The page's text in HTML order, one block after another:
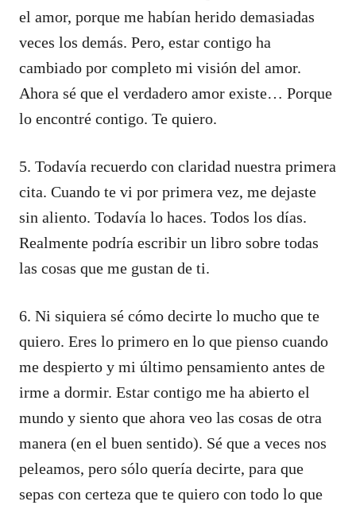
el amor, porque me habían herido demasiadas
veces los demás. Pero, estar contigo ha
cambiado por completo mi visión del amor.
Ahora sé que el verdadero amor existe… Porque
lo encontré contigo. Te quiero.
5. Todavía recuerdo con claridad nuestra primera
cita. Cuando te vi por primera vez, me dejaste
sin aliento. Todavía lo haces. Todos los días.
Realmente podría escribir un libro sobre todas
las cosas que me gustan de ti.
6. Ni siquiera sé cómo decirte lo mucho que te
quiero. Eres lo primero en lo que pienso cuando
me despierto y mi último pensamiento antes de
irme a dormir. Estar contigo me ha abierto el
mundo y siento que ahora veo las cosas de otra
manera (en el buen sentido). Sé que a veces nos
peleamos, pero sólo quería decirte, para que
sepas con certeza que te quiero con todo lo que